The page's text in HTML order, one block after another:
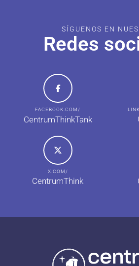
SÍGUENOS EN
Redes
FACEBOOK.COM/
CentrumThinkTank
X.COM/
CentrumThink